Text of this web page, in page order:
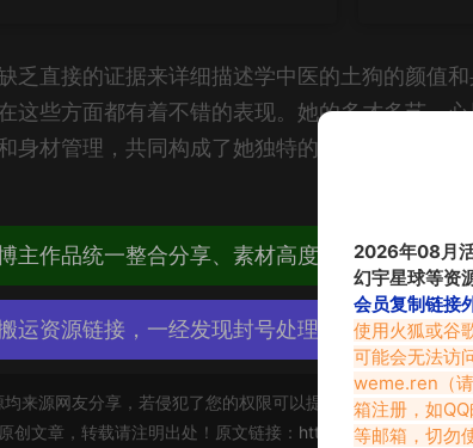
乏直接的证据来详细描述学中医的土狗的颜值
这些方面都有着不错的表现。她的多才多艺、
身材管理，共同构成了她独特的个人魅力，使
主作品统一整合分享、素材高度去重复、逐一
运资源链接，一经发现封号处理，素材资源无
来源网友分享，若侵犯了您的权限可以提交工单处理。
创文章，转载请注明出处！原文链接： https://vmiba.top/
2026年08月活
幻宇星球等资
会员复制链接
使用火狐或谷
可能会无法访
weme.ren （
箱注册，如
等邮箱，切勿